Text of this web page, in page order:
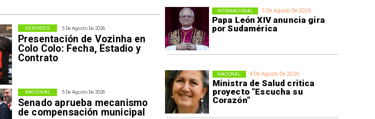
5 De Agosto De 2026
Papa León XIV anuncia gira
por Sudamérica
INTERNACIONAL
4 De Agosto De 2026
Ministra de Salud critica
proyecto “Escucha su
Corazón”
NACIONAL
5 De Agosto De 2026
Presentación de Vozinha en
Colo Colo: Fecha, Estadio y
Contrato
DEPORTES
5 De Agosto De 2026
Senado aprueba mecanismo
de compensación municipal
NACIONAL